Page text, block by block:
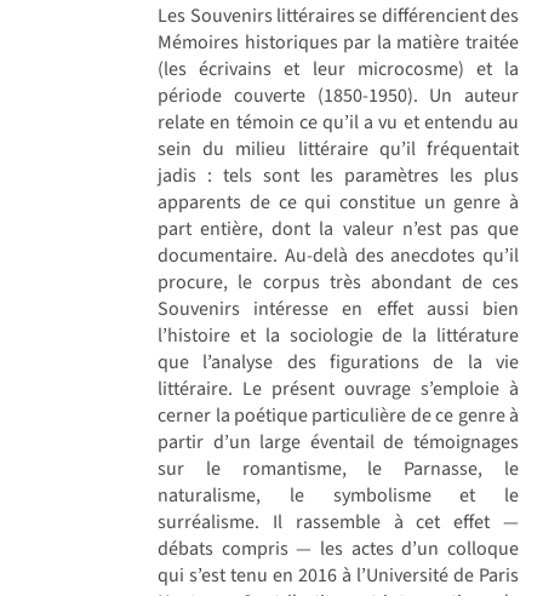
Les Souvenirs littéraires se différencient des
Mémoires historiques par la matière traitée
(les écrivains et leur microcosme) et la
période couverte (1850-1950). Un auteur
relate en témoin ce qu’il a vu et entendu au
sein du milieu littéraire qu’il fréquentait
jadis : tels sont les paramètres les plus
apparents de ce qui constitue un genre à
part entière, dont la valeur n’est pas que
documentaire. Au-delà des anecdotes qu’il
procure, le corpus très abondant de ces
Souvenirs intéresse en effet aussi bien
l’histoire et la sociologie de la littérature
que l’analyse des figurations de la vie
littéraire. Le présent ouvrage s’emploie à
cerner la poétique particulière de ce genre à
partir d’un large éventail de témoignages
sur le romantisme, le Parnasse, le
naturalisme, le symbolisme et le
surréalisme. Il rassemble à cet effet —
débats compris — les actes d’un colloque
qui s’est tenu en 2016 à l’Université de Paris